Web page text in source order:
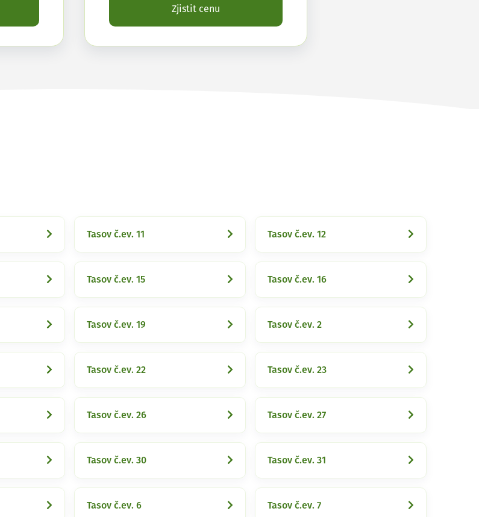
Zjistit cenu
Tasov č.ev. 11 Tasov č.ev. 12
Tasov č.ev. 15 Tasov č.ev. 16
Tasov č.ev. 19 Tasov č.ev. 2
Tasov č.ev. 22 Tasov č.ev. 23
Tasov č.ev. 26 Tasov č.ev. 27
Tasov č.ev. 30 Tasov č.ev. 31
Tasov č.ev. 6 Tasov č.ev. 7